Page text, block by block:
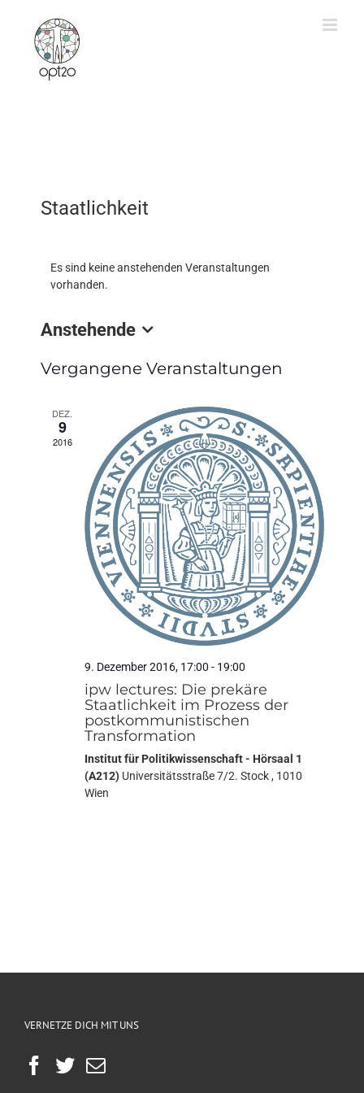
springen
Staatlichkeit
Es sind keine anstehenden Veranstaltungen
vorhanden.
Anstehende
wählen.
Vergangene Veranstaltungen
DEZ.
9
2016
9. Dezember 2016, 17:00 - 19:00
ipw lectures: Die prekäre
Staatlichkeit im Prozess der
postkommunistischen
Transformation
Institut für Politikwissenschaft - Hörsaal 1
(A212) Universitätsstraße 7/2. Stock , 1010
Wien
VERNETZE DICH MIT UNS